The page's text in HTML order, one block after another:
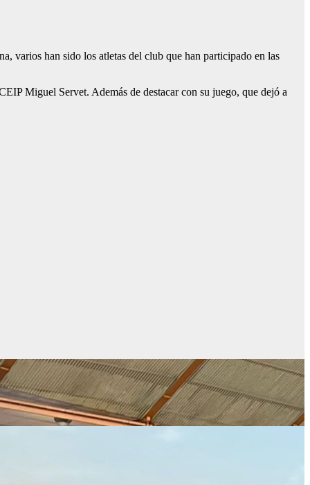
varios han sido los atletas del club que han participado en las
Miguel Servet. Además de destacar con su juego, que dejó a